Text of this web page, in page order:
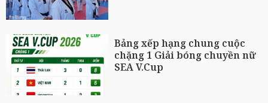
Bảng xếp hạng chung cuộc
chặng 1 Giải bóng chuyền nữ
SEA V.Cup